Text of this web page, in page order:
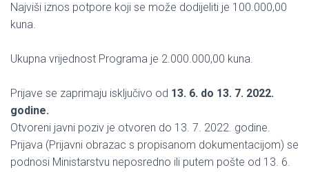
Najviši iznos potpore koji se može dodijeliti je 100.000,00
kuna.
Ukupna vrijednost Programa je 2.000.000,00 kuna.
Prijave se zaprimaju isključivo od 13. 6. do 13. 7. 2022.
godine.
Otvoreni javni poziv je otvoren do 13. 7. 2022. godine.
Prijava (Prijavni obrazac s propisanom dokumentacijom) se
podnosi Ministarstvu neposredno ili putem pošte od 13. 6.